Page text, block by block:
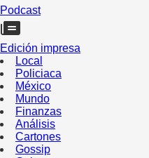
Podcast
Edición impresa
Local
Policiaca
México
Mundo
Finanzas
Análisis
Cartones
Gossip